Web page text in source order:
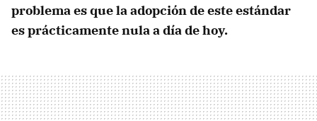
problema es que la adopción de este estándar
es prácticamente nula a día de hoy.